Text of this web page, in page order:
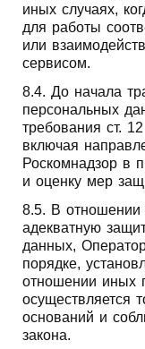
иных случаях,
для работы
или
сервисом.
8.4. До начала
персональных
требования ст.
включая
Роскомнадзор в
и оценку мер
8.5. В отношении
адекватную
данных,
порядке,
отношении иных
осуществляется
оснований и
закона.